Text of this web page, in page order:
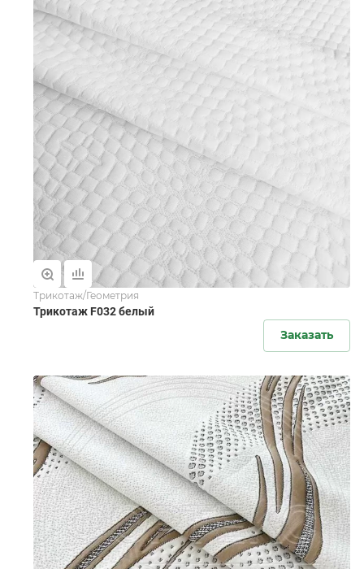
Трикотаж/Геометрия
Трикотаж F032 белый
Заказать